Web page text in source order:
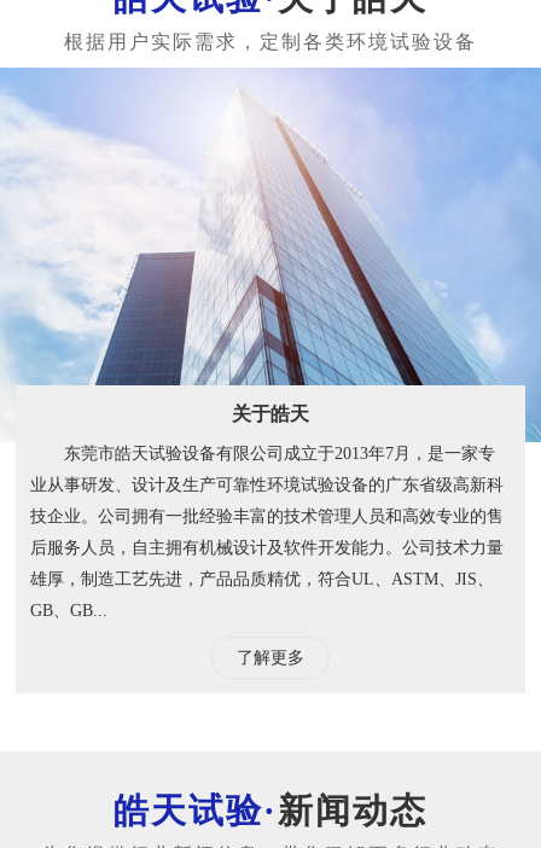
关于皓天
东莞市皓天试验设备有限公司成立于2013年7月，是一家专
业从事研发、设计及生产可靠性环境试验设备的广东省级高新科
技企业。公司拥有一批经验丰富的技术管理人员和高效专业的售
后服务人员，自主拥有机械设计及软件开发能力。公司技术力量
雄厚，制造工艺先进，产品品质精优，符合UL、ASTM、JIS、
GB、GB...
了解更多
新闻动态